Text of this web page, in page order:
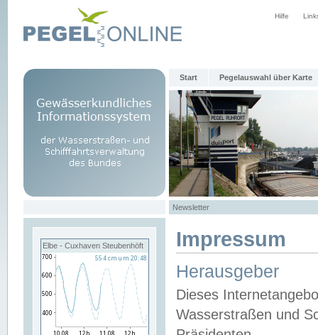
Hilfe
Start Pegelauswahl über Karte
Newsletter
Elbe - Cuxhaven Steubenhöft Impressum
Herausgeber
Dieses
Wasserstraßen und